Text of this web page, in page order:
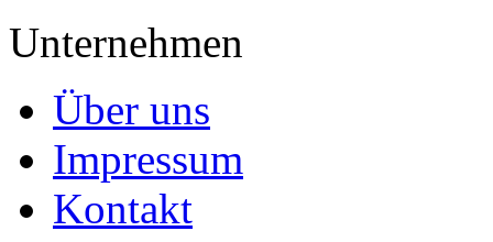
Unternehmen
Über uns
Impressum
Kontakt